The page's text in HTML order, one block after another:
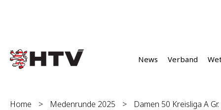
News Verband
Home > Medenrunde 2025 > Damen 50 Kreisliga A